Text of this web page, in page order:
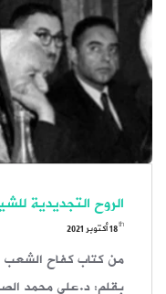
الروح التجديدية
18th أكتوبر 2021